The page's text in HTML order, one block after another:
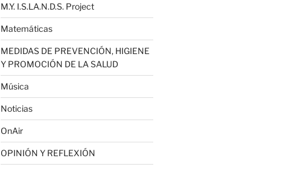
M.Y. I.S.LA.N.D.S. Project
Matemáticas
MEDIDAS DE PREVENCIÓN, HIGIENE
Y PROMOCIÓN DE LA SALUD
Música
Noticias
OnAir
OPINIÓN Y REFLEXIÓN